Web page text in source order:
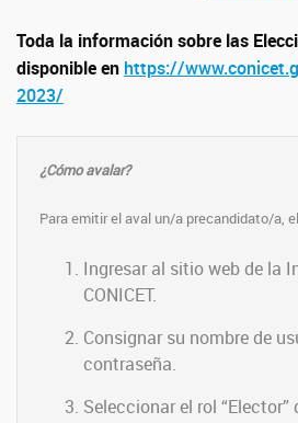
Toda la información sobre las
disponible en https://
2023/
¿Cómo avalar?
Para emitir el aval un/a precandidato/a,
Ingresar al sitio web de la
CONICET.
Consignar su nombre de
contraseña.
Seleccionar el rol “Elector”